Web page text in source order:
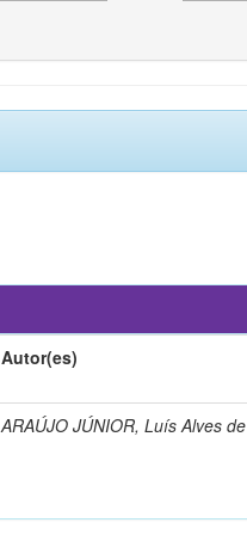
Autor(es)
ARAÚJO JÚNIOR, Luís Alves de